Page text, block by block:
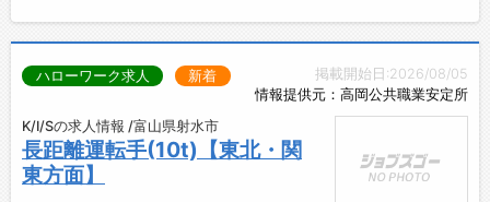
掲載開始日:2026/08/05
情報提供元：高岡公共職業安定所
ハローワーク求人 新着
K/I/Sの求人情報 /富山県射水市
長距離運転手(10t)【東北・関
東方面】